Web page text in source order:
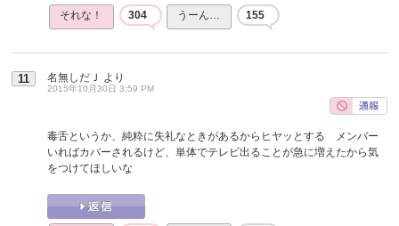
それな！ 304 うーん… 155
11 名無しだＪ より
2015年10月30日 3:59 PM
毒舌というか、純粋に失礼なときがあるからヒヤッとする メンバー
いればカバーされるけど、単体でテレビ出ることが急に増えたから気
をつけてほしいな